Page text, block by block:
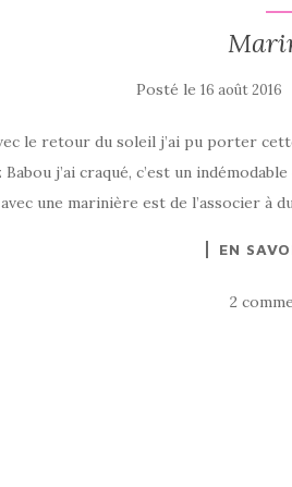
Posté le16 août 2016
le retour du soleil j’ai pu porter
Babou j’ai craqué, c’est un
une marinière est de l’associer à
EN
2